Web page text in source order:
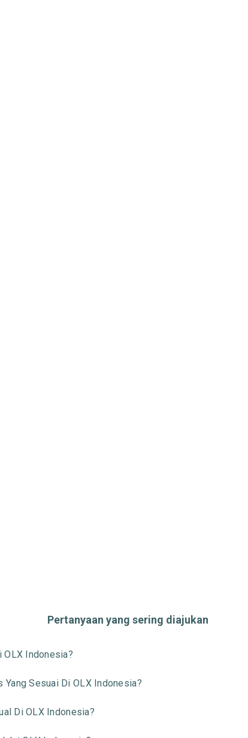
Pertanyaan yang sering diajukan
Indonesia?
Yang Sesuai Di OLX Indonesia?
Di OLX Indonesia?